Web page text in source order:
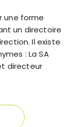
une forme
un directoire
Il existe
: La SA
directeur